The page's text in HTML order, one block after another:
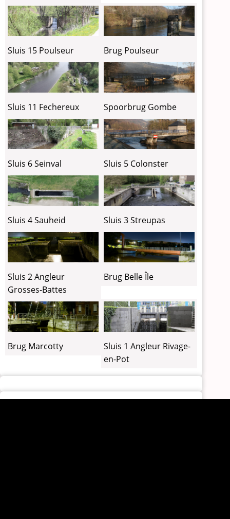
Sluis 15 Poulseur Brug Poulseur
Sluis 11 Fechereux Spoorbrug Gombe
Sluis 6 Seinval Sluis 5 Colonster
Sluis 4 Sauheid Sluis 3 Streupas
Sluis 2 Angleur
Grosses-Battes
Brug Belle Île
Brug Marcotty
Sluis 1 Angleur Rivage-
en-Pot